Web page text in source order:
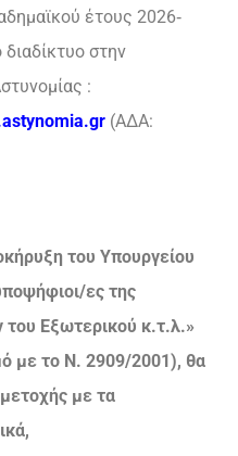
έτους 2026‐
στην
:
(ΑΔΑ:
του Υπουργείου
ες της
του Εξωτερικού κ.τ.λ.»
με το Ν. 2909/2001), θα
με τα